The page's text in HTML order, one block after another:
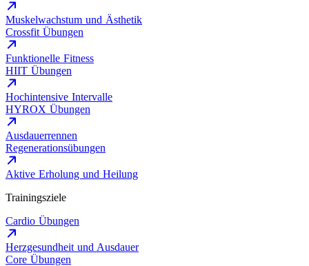
Muskelwachstum und Ästhetik
Crossfit Übungen
Funktionelle Fitness
HIIT Übungen
Hochintensive Intervalle
HYROX Übungen
Ausdauerrennen
Regenerationsübungen
Aktive Erholung und Heilung
Trainingsziele
Cardio Übungen
Herzgesundheit und Ausdauer
Core Übungen